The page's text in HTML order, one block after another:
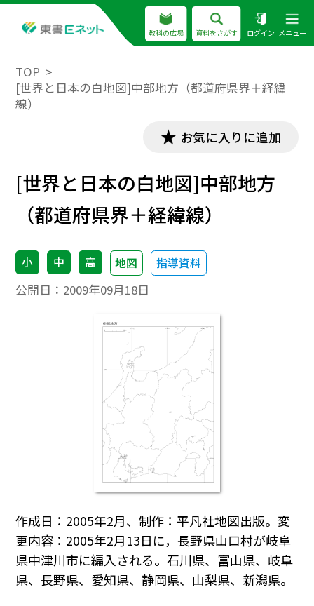
教科の広場 資料をさがす ログイン メニュー
TOP
[世界と日本の白地図]中部地方（都道府県界＋経緯
線）
お気に入りに追加
[世界と日本の白地図]中部地方
（都道府県界＋経緯線）
小 中 高 地図 指導資料
公開日： 2009年09月18日
作成日：2005年2月、制作：平凡社地図出版。変
更内容：2005年2月13日に，長野県山口村が岐阜
県中津川市に編入される。石川県、富山県、岐阜
県、長野県、愛知県、静岡県、山梨県、新潟県。